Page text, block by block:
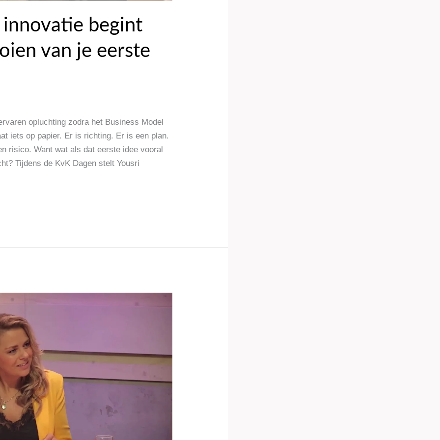
innovatie begint
van je eerste
opluchting zodra het Business Model
iets op papier. Er is richting. Er is een plan.
risico. Want wat als dat eerste idee vooral
Tijdens de KvK Dagen stelt Yousri